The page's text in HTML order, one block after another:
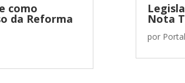
como
da Reforma Nota
por